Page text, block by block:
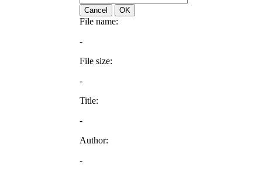
Cancel OK
File name:
-
File size:
-
Title:
-
Author:
-